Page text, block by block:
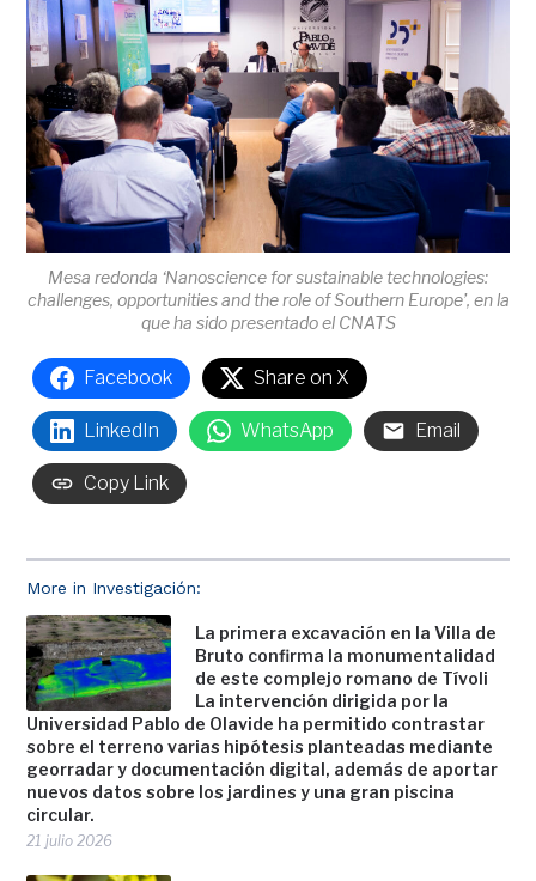
More in Investigación:
La primera excavación en la Villa de
Bruto confirma la monumentalidad
de este complejo romano de Tívoli
La intervención dirigida por la
Universidad Pablo de Olavide ha permitido contrastar
sobre el terreno varias hipótesis planteadas mediante
georradar y documentación digital, además de aportar
nuevos datos sobre los jardines y una gran piscina
circular.
21 julio 2026
Mesa redonda ‘Nanoscience for sustainable technologies:
challenges, opportunities and the role of Southern Europe’, en la
que ha sido presentado el CNATS
Facebook Share on X
LinkedIn WhatsApp Email
Copy Link